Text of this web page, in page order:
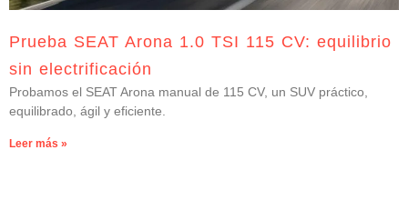
Prueba SEAT Arona 1.0 TSI 115 CV: equilibrio
sin electrificación
Probamos el SEAT Arona manual de 115 CV, un SUV práctico,
equilibrado, ágil y eficiente.
Leer más »